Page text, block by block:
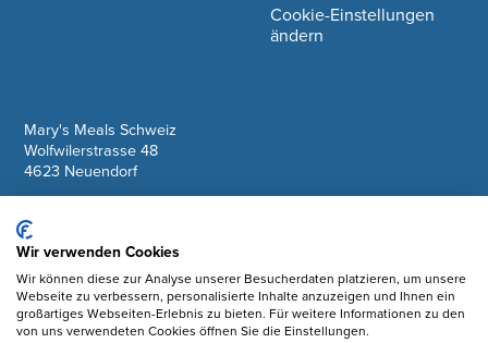
Mary's Meals Schweiz
Wolfwilerstrasse 48
4623 Neuendorf
IBAN: CH61 0900 0000 6175 7127 6
Cookie-Einstellungen
ändern
Facebook
Instagram
Wir verwenden Cookies
Wir können diese zur Analyse unserer Besucherdaten platzieren, um unsere
Webseite zu verbessern, personalisierte Inhalte anzuzeigen und Ihnen ein
großartiges Webseiten-Erlebnis zu bieten. Für weitere Informationen zu den
von uns verwendeten Cookies öffnen Sie die Einstellungen.